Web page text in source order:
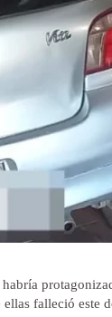
ellas falleció este